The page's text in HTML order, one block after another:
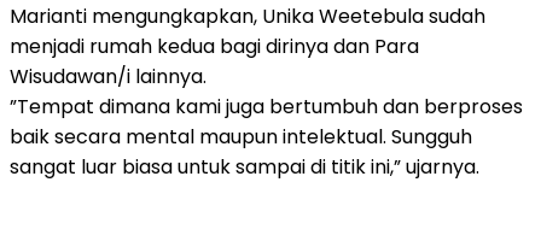
Marianti mengungkapkan, Unika Weetebula sudah
menjadi rumah kedua bagi dirinya dan Para
Wisudawan/i lainnya.
”Tempat dimana kami juga bertumbuh dan berproses
baik secara mental maupun intelektual. Sungguh
sangat luar biasa untuk sampai di titik ini,” ujarnya.